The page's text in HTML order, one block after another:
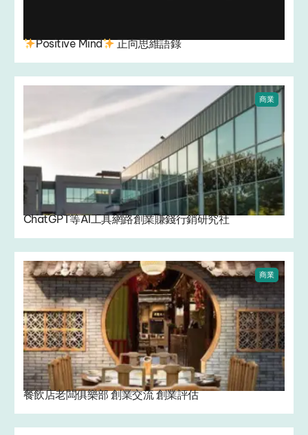
Positive Mind 正向思維語錄
商業
ChatGPT等AI工具網路創業賺錢行銷研究社
商業
餐飲店老闆俱樂部 創業交流 創業評估